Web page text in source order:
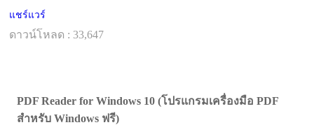
แชร์แวร์
ดาวน์โหลด : 33,647
PDF Reader for Windows 10 (โปรแกรมเครื่องมือ PDF
สำหรับ Windows ฟรี)